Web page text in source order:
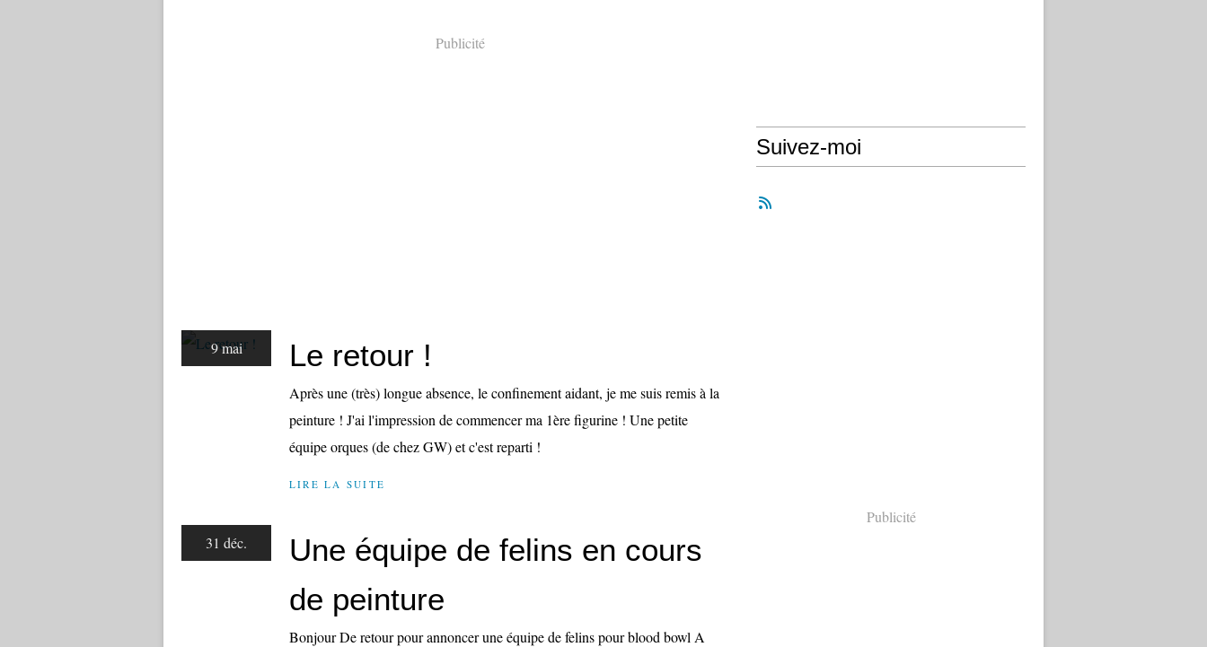
Publicité
9 mai Le retour !
Après une (très) longue absence, le confinement aidant, je me suis remis à la
peinture ! J'ai l'impression de commencer ma 1ère figurine ! Une petite
équipe orques (de chez GW) et c'est reparti !
LIRE LA SUITE
31 déc.
Une équipe de felins en cours
de peinture
Bonjour De retour pour annoncer une équipe de felins pour blood bowl A
Suivez-moi
Publicité